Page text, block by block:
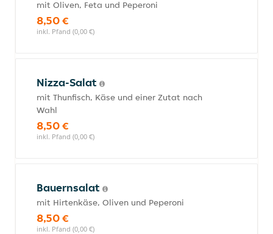
mit Oliven, Feta und Peperoni
8,50 €
inkl. Pfand (0,00 €)
Nizza-Salat
mit Thunfisch, Käse und einer Zutat nach
Wahl
8,50 €
inkl. Pfand (0,00 €)
Bauernsalat
mit Hirtenkäse, Oliven und Peperoni
8,50 €
inkl. Pfand (0,00 €)